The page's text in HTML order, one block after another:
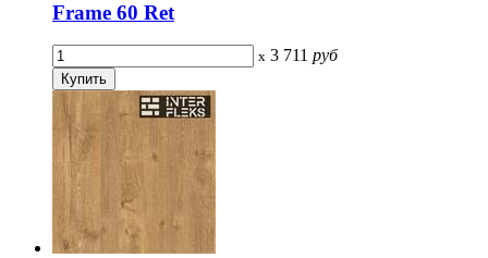
Frame 60 Ret
x 3 711 руб